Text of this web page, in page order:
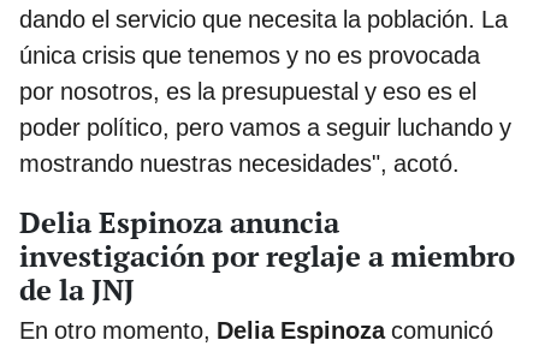
dando el servicio que necesita la población. La
única crisis que tenemos y no es provocada
por nosotros, es la presupuestal y eso es el
poder político, pero vamos a seguir luchando y
mostrando nuestras necesidades", acotó.
Delia Espinoza anuncia
investigación por reglaje a miembro
de la JNJ
En otro momento, Delia Espinozacomunicó